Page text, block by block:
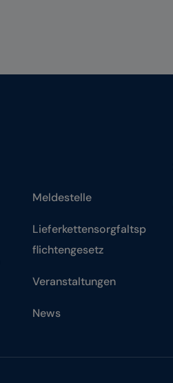
Meldestelle
Lieferkettensorgfaltsp
flichtengesetz
Veranstaltungen
News